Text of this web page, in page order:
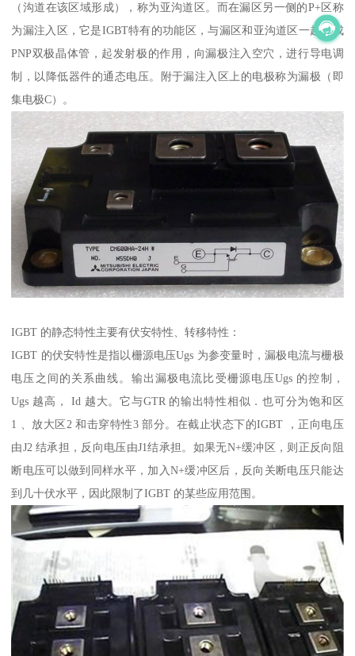
（沟道在该区域形成），称为亚沟道区。而在漏区另一侧的P+区称
为漏注入区，它是IGBT特有的功能区，与漏区和亚沟道区一起形成
PNP双极晶体管，起发射极的作用，向漏极注入空穴，进行导电调
制，以降低器件的通态电压。附于漏注入区上的电极称为漏极（即
集电极C）。
IGBT 的静态特性主要有伏安特性、转移特性：
IGBT 的伏安特性是指以栅源电压Ugs 为参变量时，漏极电流与栅极
电压之间的关系曲线。输出漏极电流比受栅源电压Ugs 的控制，
Ugs 越高， Id 越大。它与GTR 的输出特性相似．也可分为饱和区
1 、放大区2 和击穿特性3 部分。在截止状态下的IGBT ，正向电压
由J2 结承担，反向电压由J1结承担。如果无N+缓冲区，则正反向阻
断电压可以做到同样水平，加入N+缓冲区后，反向关断电压只能达
到几十伏水平，因此限制了IGBT 的某些应用范围。